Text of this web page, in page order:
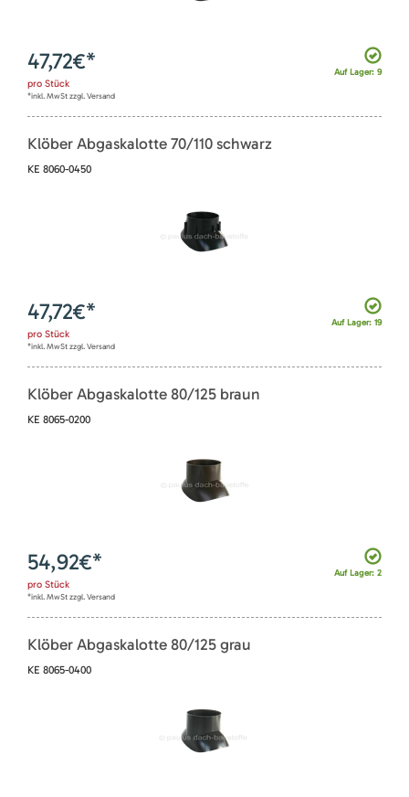
Auf Lager: 9
47,72€*
pro Stück
*inkl. MwSt zzgl. Versand
Klöber Abgaskalotte 70/110 schwarz
KE 8060-0450
Auf Lager: 19
47,72€*
pro Stück
*inkl. MwSt zzgl. Versand
Klöber Abgaskalotte 80/125 braun
KE 8065-0200
Auf Lager: 2
54,92€*
pro Stück
*inkl. MwSt zzgl. Versand
Klöber Abgaskalotte 80/125 grau
KE 8065-0400